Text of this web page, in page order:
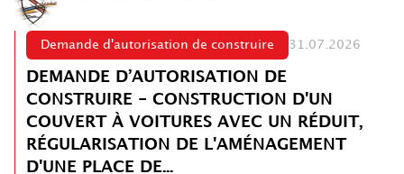
Demande d'autorisation de construire 31.07.2026
DEMANDE D’AUTORISATION DE
CONSTRUIRE - CONSTRUCTION D'UN
COUVERT À VOITURES AVEC UN RÉDUIT,
RÉGULARISATION DE L'AMÉNAGEMENT
D'UNE PLACE DE...